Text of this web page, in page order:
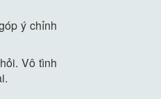
ý chỉnh
Vô tình